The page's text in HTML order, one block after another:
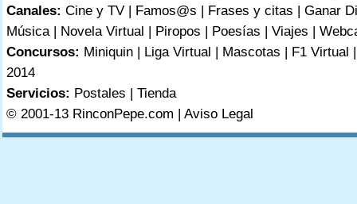
Canales: Cine y TV| Famos@s | Frases y citas | Ganar
Música| Novela Virtual | Piropos | Poesías | Viajes |
Concursos: Miniquin| Liga Virtual | Mascotas | F1 Virtual
2014
Servicios: Postales | Tienda
© 2001-13 RinconPepe.com | Aviso Legal